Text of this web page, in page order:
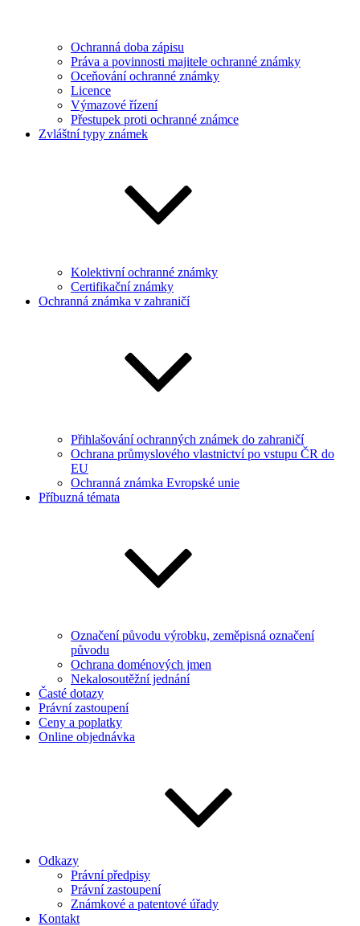
Ochranná doba zápisu
Práva a povinnosti majitele ochranné známky
Oceňování ochranné známky
Licence
Výmazové řízení
Přestupek proti ochranné známce
Zvláštní typy známek
Kolektivní ochranné známky
Certifikační známky
Ochranná známka v zahraničí
Přihlašování ochranných známek do zahraničí
Ochrana průmyslového vlastnictví po vstupu ČR do
EU
Ochranná známka Evropské unie
Příbuzná témata
Označení původu výrobku, zeměpisná označení
původu
Ochrana doménových jmen
Nekalosoutěžní jednání
Časté dotazy
Právní zastoupení
Ceny a poplatky
Online objednávka
Odkazy
Právní předpisy
Právní zastoupení
Známkové a patentové úřady
Kontakt